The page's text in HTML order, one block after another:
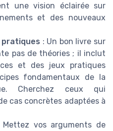
une vision éclairée sur
et des nouveaux
pratiques : Un bon livre sur
pas de théories ; il inclut
et des jeux pratiques
fondamentaux de la
Cherchez ceux qui
cas concrètes adaptées à
Mettez vos arguments de